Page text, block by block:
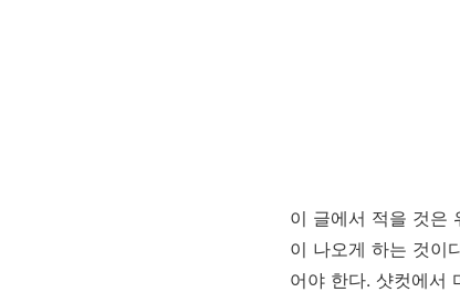
이 글에서 적을 것은
이 나오게 하는 것이
어야 한다. 샷컷에서